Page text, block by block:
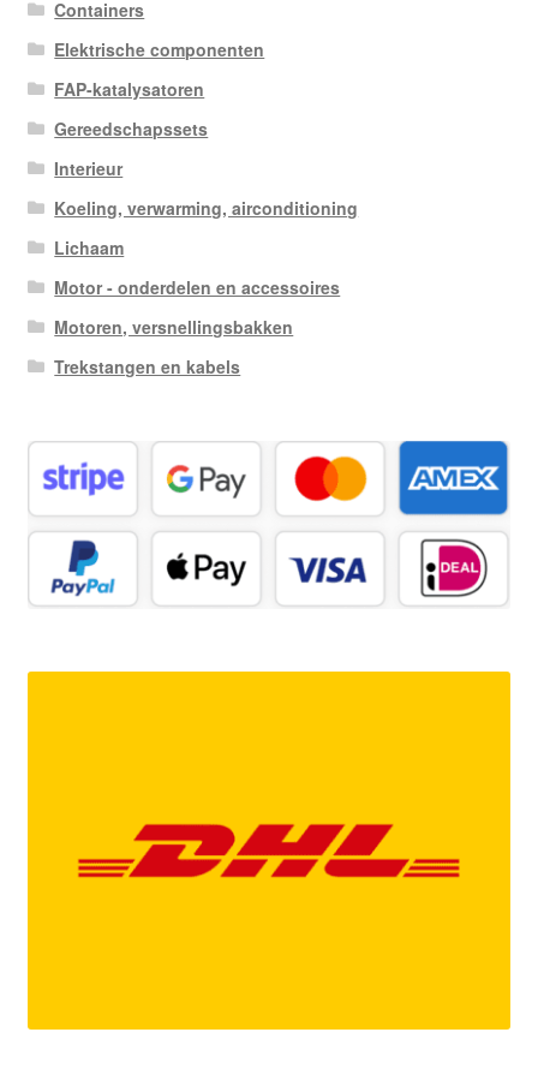
Containers
Elektrische componenten
FAP-katalysatoren
Gereedschapssets
Interieur
Koeling, verwarming, airconditioning
Lichaam
Motor - onderdelen en accessoires
Motoren, versnellingsbakken
Trekstangen en kabels